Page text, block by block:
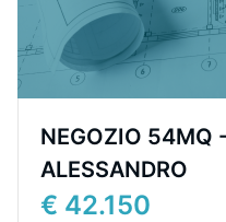
NEGOZIO 54MQ
ALESSANDRO
€ 42.150